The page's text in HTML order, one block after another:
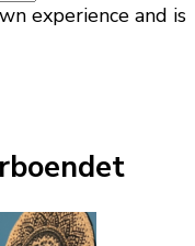
experience and is